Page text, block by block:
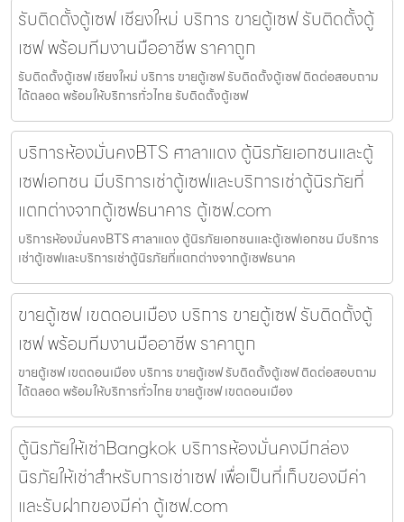
รับติดตั้งตู้เซฟ เชียงใหม่ บริการ ขายตู้เซฟ รับติดตั้งตู้
เซฟ พร้อมทีมงานมืออาชีพ ราคาถูก
รับติดตั้งตู้เซฟ เชียงใหม่ บริการ ขายตู้เซฟ รับติดตั้งตู้เซฟ ติดต่อสอบถาม
ได้ตลอด พร้อมให้บริการทั่วไทย รับติดตั้งตู้เซฟ
บริการห้องมั่นคงBTS ศาลาแดง ตู้นิรภัยเอกชนและตู้
เซฟเอกชน มีบริการเช่าตู้เซฟและบริการเช่าตู้นิรภัยที่
แตกต่างจากตู้เซฟธนาคาร ตู้เซฟ.com
บริการห้องมั่นคงBTS ศาลาแดง ตู้นิรภัยเอกชนและตู้เซฟเอกชน มีบริการ
เช่าตู้เซฟและบริการเช่าตู้นิรภัยที่แตกต่างจากตู้เซฟธนาค
ขายตู้เซฟ เขตดอนเมือง บริการ ขายตู้เซฟ รับติดตั้งตู้
เซฟ พร้อมทีมงานมืออาชีพ ราคาถูก
ขายตู้เซฟ เขตดอนเมือง บริการ ขายตู้เซฟ รับติดตั้งตู้เซฟ ติดต่อสอบถาม
ได้ตลอด พร้อมให้บริการทั่วไทย ขายตู้เซฟ เขตดอนเมือง
ตู้นิรภัยให้เช่าBangkok บริการห้องมั่นคงมีกล่อง
นิรภัยให้เช่าสำหรับการเช่าเซฟ เพื่อเป็นที่เก็บของมีค่า
และรับฝากของมีค่า ตู้เซฟ.com